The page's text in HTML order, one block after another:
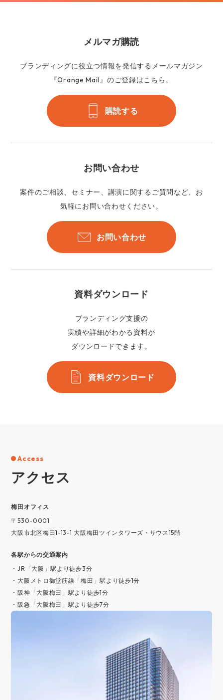
メルマガ購読
ブランディングに役立つ情報を発信するメールマガジン
『Orange Mail』のご登録はこちら。
購読する
お問い合わせ
案件のご相談、セミナー、講演に関するご質問など、お
気軽にお問い合わせください。
お問い合わせ
資料ダウンロード
ブランディング支援の
実績や詳細がわかる資料が
ダウンロードできます。
資料ダウンロード
Access
アクセス
梅⽥オフィス
〒530-0001
大阪市北区梅田1-13-1 大阪梅田ツインタワーズ・サウス15階
各駅からの交通案内
・JR「大阪」駅より徒歩3分
・大阪メトロ御堂筋線「梅田」駅より徒歩1分
・阪神「大阪梅田」駅より徒歩1分
・阪急「大阪梅田」駅より徒歩7分